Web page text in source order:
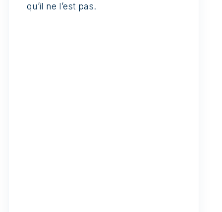
qu’il ne l’est pas.